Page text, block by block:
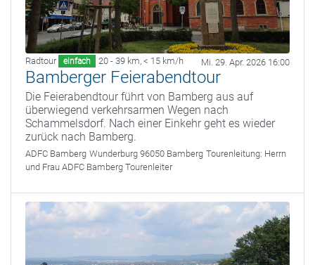
Radtour einfach 20 - 39 km, < 15 km/h Mi. 29. Apr. 2026 16:00
Bamberger Feierabendtour
Die Feierabendtour führt von Bamberg aus auf
überwiegend verkehrsarmen Wegen nach
Schammelsdorf. Nach einer Einkehr geht es wieder
zurück nach Bamberg.
ADFC Bamberg Wunderburg 96050 Bamberg Tourenleitung: Herrn
und Frau ADFC Bamberg Tourenleiter